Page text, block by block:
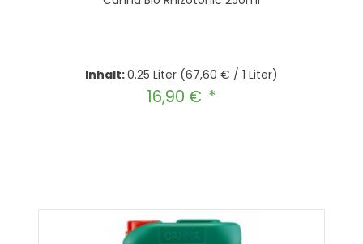
Inhalt:0.25 Liter (67,60 € / 1 Liter)
Regulärer Preis:
16,90 €